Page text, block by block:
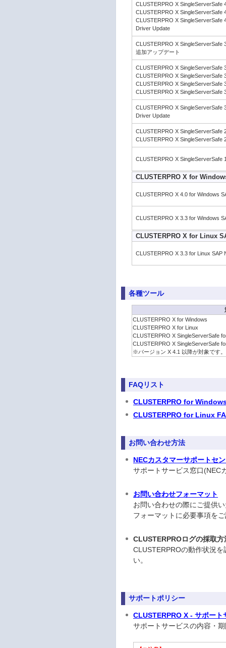
CLUSTERPRO X SingleServerSafe
CLUSTERPRO X SingleServerSafe
CLUSTERPRO X SingleServerSafe
Driver Update
CLUSTERPRO X SingleServerSafe
追加アップデート
CLUSTERPRO X SingleServerSafe
CLUSTERPRO X SingleServerSafe
CLUSTERPRO X SingleServerSafe
CLUSTERPRO X SingleServerSafe
CLUSTERPRO X SingleServerSafe
Driver Update
CLUSTERPRO X SingleServerSafe
CLUSTERPRO X SingleServerSafe
CLUSTERPRO X SingleServerSafe
CLUSTERPRO X for
CLUSTERPRO X 4.0 for Windows
CLUSTERPRO X 3.3 for Windows
CLUSTERPRO X for Linux
CLUSTERPRO X 3.3 for Linux SAP
各種ツール
CLUSTERPRO X for Windows
CLUSTERPRO X for Linux
CLUSTERPRO X SingleServerSafe
CLUSTERPRO X SingleServerSafe
※バージョン X 4.1 以降が対象です。
FAQリスト
CLUSTERPRO for
CLUSTERPRO for Linux
お問い合わせ方法
NECカスタマーサポートセ
サポートサービス窓口(NEC
お問い合わせフォーマット
お問い合わせの際にご提供
フォーマットに必要事項を
CLUSTERPROログの採取方
CLUSTERPROの動作状況
い。
サポートポリシー
CLUSTERPRO X - サポート
サポートサービスの内容・